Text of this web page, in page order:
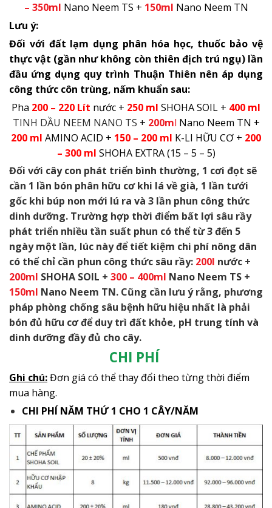
– 350ml Nano Neem TS + 150ml Nano Neem TN
Lưu ý:
Đối với đất lạm dụng phân hóa học, thuốc bảo vệ
thực vật (gần như không còn thiên địch trú ngụ) lần
đầu ứng dụng quy trình Thuận Thiên nên áp dụng
công thức côn trùng, nấm khuẩn sau:
Pha 200 – 220 Lít nước + 250 ml SHOHA SOIL + 400 ml
TINH DẦU NEEM NANO TS + 200ml Nano Neem TN +
200 ml AMINO ACID + 150 – 200 ml K-LI HỮU CƠ + 200
– 300 ml SHOHA EXTRA (15 – 5 – 5)
Đối với cây con phát triển bình thường, 1 cơi đọt sẽ
cần 1 lần bón phân hữu cơ khi lá về già, 1 lần tưới
gốc khi búp non mới lú ra và 3 lần phun công thức
dinh dưỡng. Trường hợp thời điểm bất lợi sâu rầy
phát triển nhiều tần suất phun có thể từ 3 đến 5
ngày một lần, lúc này để tiết kiệm chi phí nông dân
có thể chỉ cần phun công thức sâu rầy: 200l nước +
200ml SHOHA SOIL + 300 – 400ml Nano Neem TS +
150ml Nano Neem TN. Cũng cần lưu ý rằng, phương
pháp phòng chống sâu bệnh hữu hiệu nhất là phải
bón đủ hữu cơ để duy trì đất khỏe, pH trung tính và
dinh dưỡng đầy đủ cho cây.
CHI PHÍ
Ghi chú:Đơn giá có thể thay đổi theo từng thời điểm
mua hàng.
CHI PHÍ NĂM THỨ 1 CHO 1 CÂY/NĂM